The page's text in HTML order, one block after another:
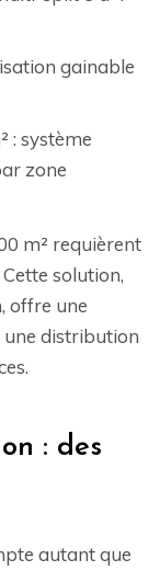
gainable
: système
zone
m² requièrent
Cette solution,
offre une
distribution
: des
autant que